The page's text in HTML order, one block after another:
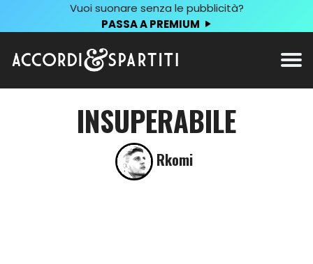
Vuoi suonare senza le pubblicità?
PASSA A PREMIUM
INSUPERABILE
Rkomi